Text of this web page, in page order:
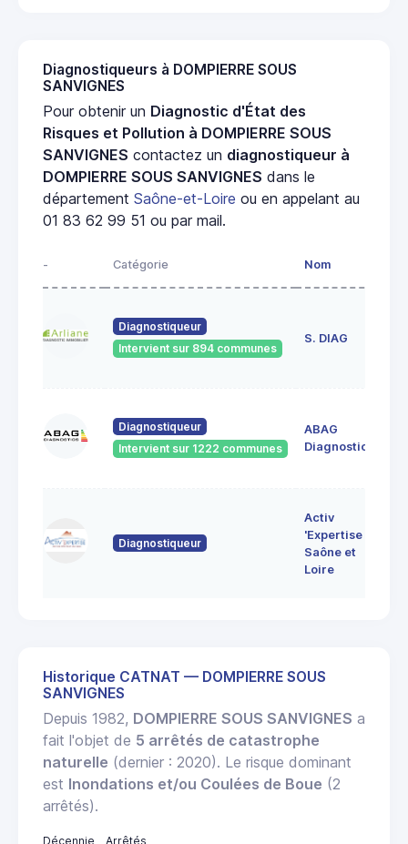
Diagnostiqueurs à DOMPIERRE SOUS
SANVIGNES
Pour obtenir un Diagnostic d'État des
Risques et Pollution à DOMPIERRE SOUS
SANVIGNES contactez un diagnostiqueur à
DOMPIERRE SOUS SANVIGNES dans le
département Saône-et-Loire ou en appelant au
01 83 62 99 51 ou par mail.
- Catégorie Nom
Diagnostiqueur
Intervient sur 894 communes
S. DIAG
Diagnostiqueur
Intervient sur 1222 communes
ABAG
Diagnostics
Diagnostiqueur
Activ
'Expertise
Saône et
Loire
Historique CATNAT — DOMPIERRE SOUS
SANVIGNES
Depuis 1982, DOMPIERRE SOUS SANVIGNES a
fait l'objet de 5 arrêtés de catastrophe
naturelle (dernier : 2020). Le risque dominant
est Inondations et/ou Coulées de Boue (2
arrêtés).
Décennie
Arrêtés